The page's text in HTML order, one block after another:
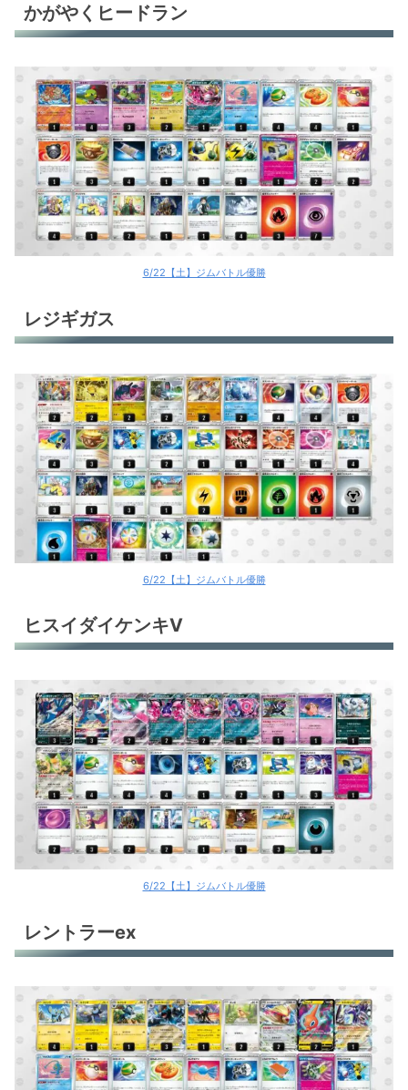
レジギガス
レントラーex
キュレムV
ミライドンex
ミライドンex
ハピナスex
モモワロウex
モモワロウex
ガケガニ＋テツノブジンex
リザードンex
リザードンex
リザードンex
リザードンex
リザードンex
リザードンex
おまつりおんど
レジドラゴV
レジドラゴV
レジドラゴV
パオジアンex
パオジアンex
パオジアンex
パオジアンex
だんけつのつばさ
だんけつのつばさ
サーナイトex
かがやくヒードラン
6/22【土】ジムバトル優勝
レジギガス
6/22【土】ジムバトル優勝
ヒスイダイケンキV
6/22【土】ジムバトル優勝
レントラーex